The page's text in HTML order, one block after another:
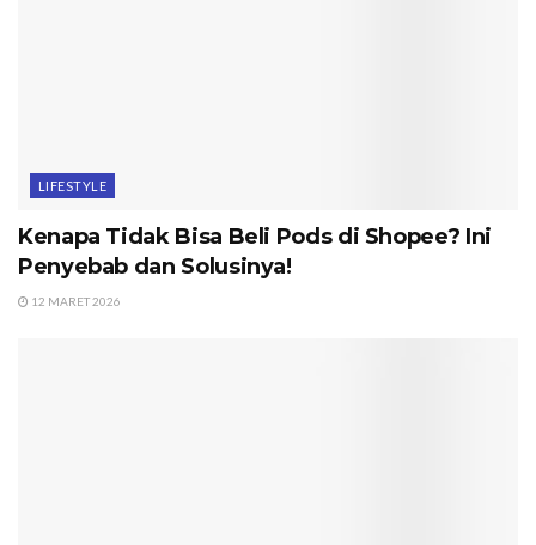
LIFESTYLE
Kenapa Tidak Bisa Beli Pods di Shopee? Ini
Penyebab dan Solusinya!
12 MARET 2026